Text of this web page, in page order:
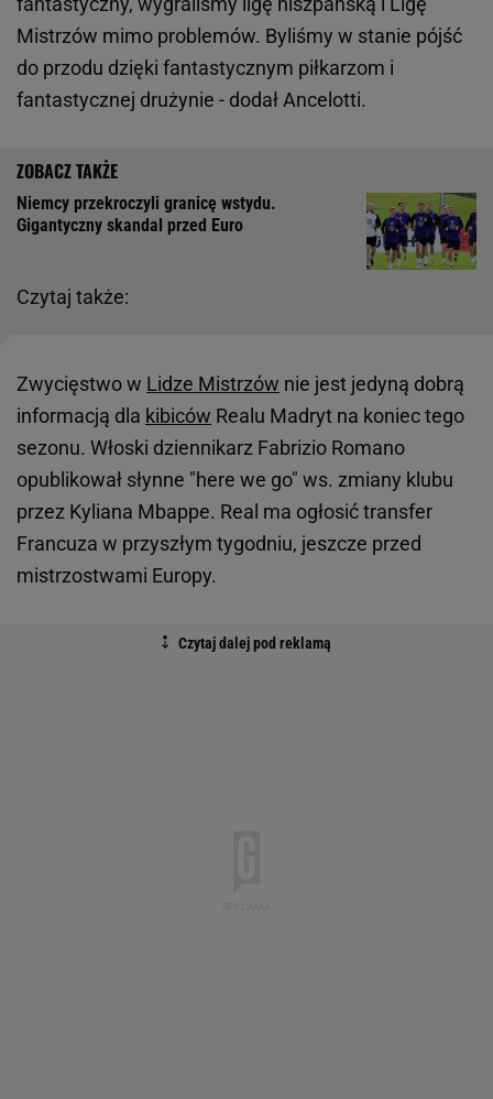
Mistrzów mimo problemów. Byliśmy w stanie pójść
do przodu dzięki fantastycznym piłkarzom i
fantastycznej drużynie - dodał Ancelotti.
Czytaj także:
Niemcy przekroczyli granicę wstydu.
Gigantyczny skandal przed Euro
Zwycięstwo w Lidze Mistrzów nie jest jedyną dobrą
informacją dla kibiców Realu Madryt na koniec tego
sezonu. Włoski dziennikarz Fabrizio Romano
opublikował słynne "here we go" ws. zmiany klubu
przez Kyliana Mbappe. Real ma ogłosić transfer
Francuza w przyszłym tygodniu, jeszcze przed
mistrzostwami Europy.